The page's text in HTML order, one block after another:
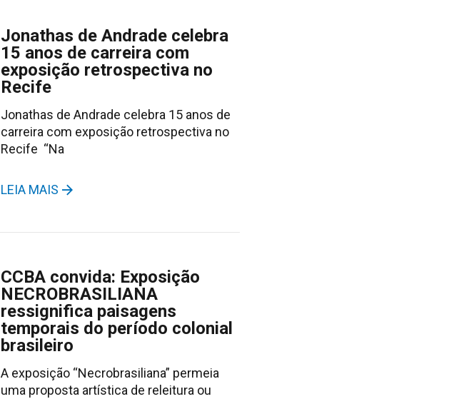
Jonathas de Andrade celebra
15 anos de carreira com
exposição retrospectiva no
Recife
Jonathas de Andrade celebra 15 anos de
carreira com exposição retrospectiva no
Recife “Na
LEIA MAIS
CCBA convida: Exposição
NECROBRASILIANA
ressignifica paisagens
temporais do período colonial
brasileiro
A exposição “Necrobrasiliana” permeia
uma proposta artística de releitura ou